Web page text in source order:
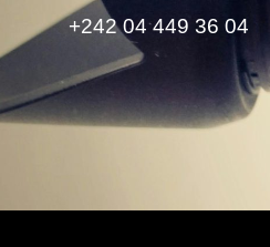
+242 04 449 36 04